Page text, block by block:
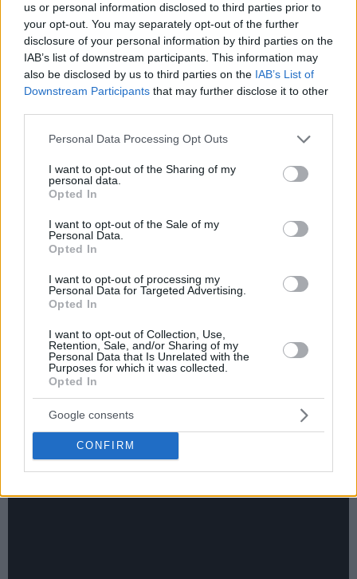
us or personal information disclosed to third parties prior to
your opt-out. You may separately opt-out of the further
disclosure of your personal information by third parties on the
IAB’s list of downstream participants. This information may
also be disclosed by us to third parties on the IAB’s List of
Downstream Participants that may further disclose it to other
Please note that this website/app uses one or more Google
not limited to your visit or usage behaviour. You may click to
grant or deny consent to Google and its third-party tags to
use your data for below specified purposes in below Google
consent section.
Personal Data Processing Opt Outs
I want to opt-out of the Sharing of my
personal data.
Opted In
I want to opt-out of the Sale of my
Personal Data.
Opted In
I want to opt-out of processing my
Personal Data for Targeted Advertising.
Opted In
I want to opt-out of Collection, Use,
Retention, Sale, and/or Sharing of my
Personal Data that Is Unrelated with the
Purposes for which it was collected.
Opted In
Google consents
CONFIRM
Δέχτηκαν κάτω από 98 πόντους στις τρεις από τις τέσσερις
νίκες τους και 108 όταν έλειψε ο
διάσειση.